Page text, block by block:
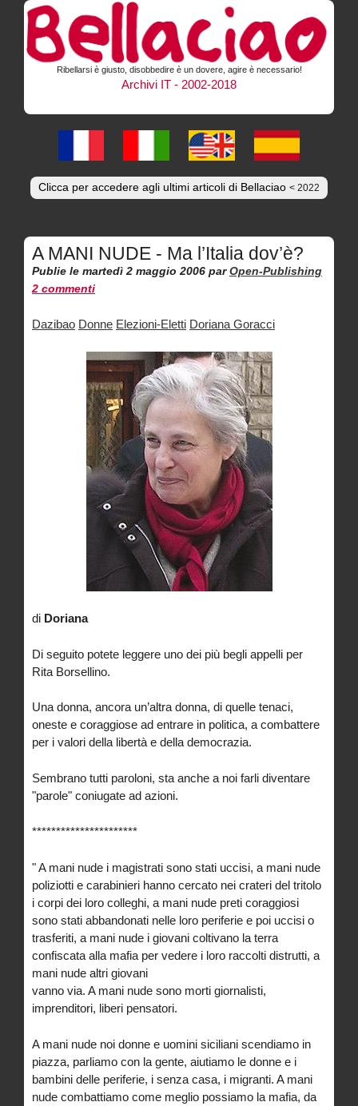
Ribellarsi è giusto, disobbedire è un dovere, agire è necessario!
Archivi IT - 2002-2018
Clicca per accedere agli ultimi articoli di Bellaciao < 2022
A MANI NUDE - Ma l’Italia dov’è?
Publie le martedì 2 maggio 2006 par Open-Publishing
2 commenti
Dazibao Donne Elezioni-Eletti Doriana Goracci
di Doriana
Di seguito potete leggere uno dei più begli appelli per
Rita Borsellino.
Una donna, ancora un’altra donna, di quelle tenaci,
oneste e coraggiose ad entrare in politica, a combattere
per i valori della libertà e della democrazia.
Sembrano tutti paroloni, sta anche a noi farli diventare
"parole" coniugate ad azioni.
**********************
" A mani nude i magistrati sono stati uccisi, a mani nude
poliziotti e carabinieri hanno cercato nei crateri del tritolo
i corpi dei loro colleghi, a mani nude preti coraggiosi
sono stati abbandonati nelle loro periferie e poi uccisi o
trasferiti, a mani nude i giovani coltivano la terra
confiscata alla mafia per vedere i loro raccolti distrutti, a
mani nude altri giovani
vanno via. A mani nude sono morti giornalisti,
imprenditori, liberi pensatori.
A mani nude noi donne e uomini siciliani scendiamo in
piazza, parliamo con la gente, aiutiamo le donne e i
bambini delle periferie, i senza casa, i migranti. A mani
nude combattiamo come meglio possiamo la mafia, da